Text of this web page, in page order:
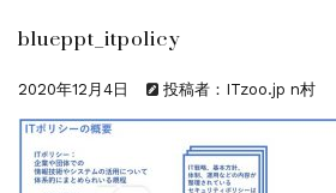
blueppt_itpolicy
2020年12月4日 投稿者：ITzoo.jp n村